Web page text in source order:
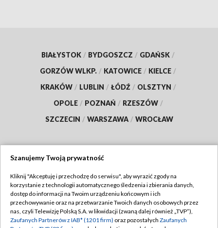
BIAŁYSTOK / BYDGOSZCZ / GDAŃSK /
GORZÓW WLKP. / KATOWICE / KIELCE /
KRAKÓW / LUBLIN / ŁÓDŹ / OLSZTYN /
OPOLE / POZNAŃ / RZESZÓW /
SZCZECIN / WARSZAWA / WROCŁAW
TVP
Abonament TVP
Emisja w TVP
Regulamin TVP
Polityka prywatności
Szanujemy Twoją prywatność
Kliknij "Akceptuję i przechodzę do serwisu", aby wyrazić zgody na
korzystanie z technologii automatycznego śledzenia i zbierania danych,
dostęp do informacji na Twoim urządzeniu końcowym i ich
przechowywanie oraz na przetwarzanie Twoich danych osobowych przez
nas, czyli Telewizję Polską S.A. w likwidacji (zwaną dalej również „TVP”),
Zaufanych Partnerów z IAB* (1201 firm) oraz pozostałych Zaufanych